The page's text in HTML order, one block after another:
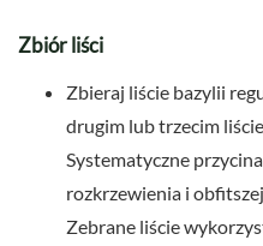
Zbiór liści
Zbieraj liście bazylii
drugim lub trzecim
Systematyczne
rozkrzewienia i
Zebrane liście